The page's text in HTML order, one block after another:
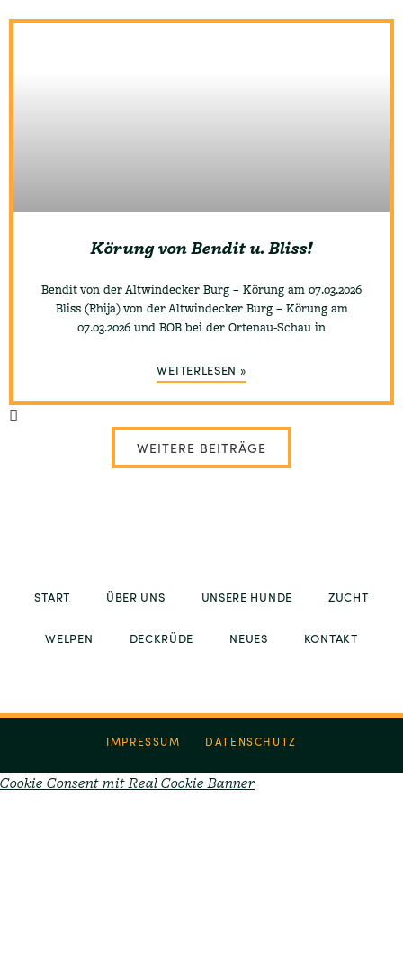
Körung von Bendit u. Bliss!
Bendit von der Altwindecker Burg – Körung am 07.03.2026
Bliss (Rhija) von der Altwindecker Burg – Körung am
07.03.2026 und BOB bei der Ortenau-Schau in
WEITERLESEN »
WEITERE BEITRÄGE
START ÜBER UNS UNSERE HUNDE ZUCHT
WELPEN DECKRÜDE NEUES KONTAKT
IMPRESSUM DATENSCHUTZ
Cookie Consent mit Real Cookie Banner